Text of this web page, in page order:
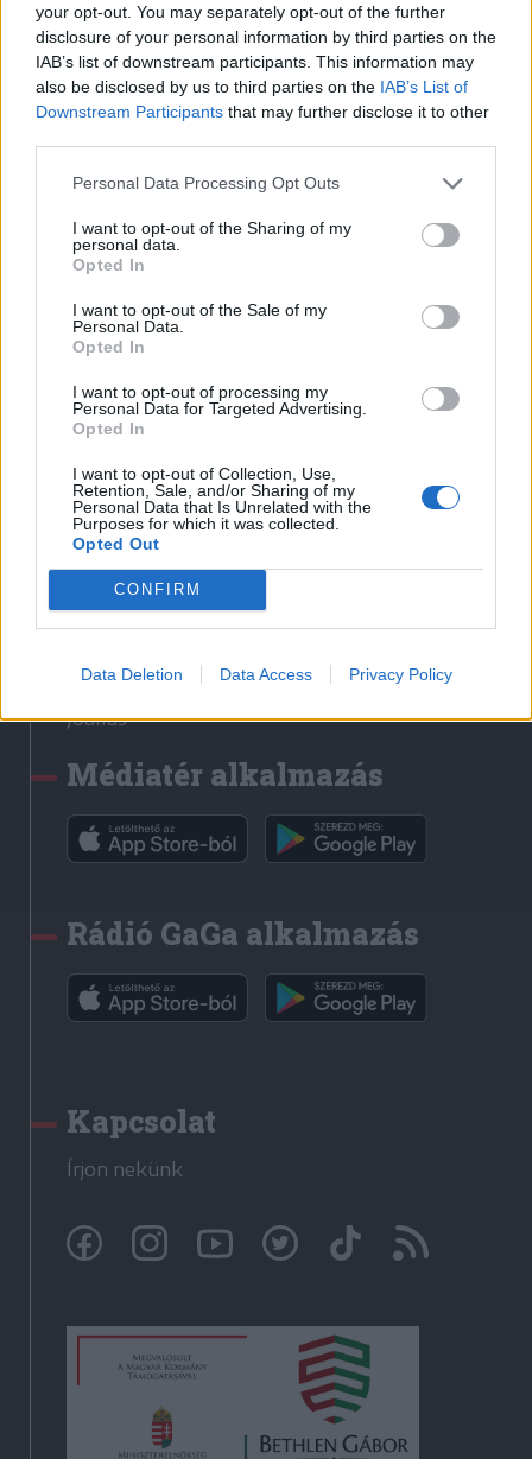
your opt-out. You may separately opt-out of the further
disclosure of your personal information by third parties on the
IAB’s list of downstream participants. This information may
also be disclosed by us to third parties on the IAB’s List of
Downstream Participants that may further disclose it to other
Personal Data Processing Opt Outs
I want to opt-out of the Sharing of my
personal data.
Opted In
I want to opt-out of the Sale of my
Personal Data.
Opted In
I want to opt-out of processing my
Personal Data for Targeted Advertising.
Opted In
I want to opt-out of Collection, Use,
Retention, Sale, and/or Sharing of my
Personal Data that Is Unrelated with the
Purposes for which it was collected.
Opted Out
CONFIRM
Data Deletion Data Access Privacy Policy
Szerzői jogok
Adatvédelmi tájékoztató
Cookie-kezelési tájékoztató
Hozzászólási szabályzat
Nyomtatott lapjaink archívuma
Székely Hírmondó archívuma
Sütibeállítások
Médiatér
Liget
Krónika
Bihari Napló
Erdélyi Napló
Főtér
Rádió GaGa
Jóállás
Médiatér alkalmazás
Rádió GaGa alkalmazás
Kapcsolat
Írjon nekünk